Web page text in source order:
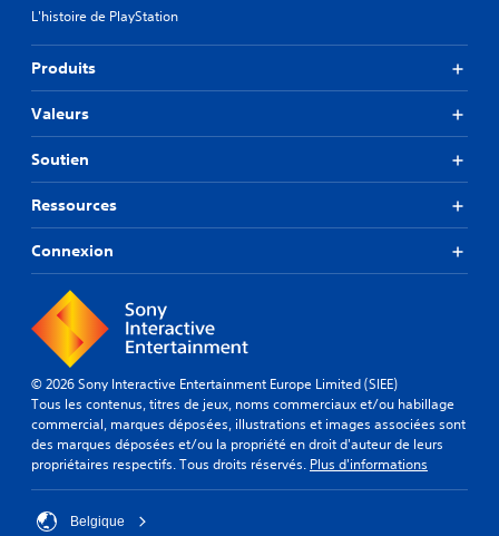
L'histoire de PlayStation
Produits
Valeurs
Soutien
Ressources
Connexion
© 2026 Sony Interactive Entertainment Europe Limited (SIEE)
Tous les contenus, titres de jeux, noms commerciaux et/ou habillage
commercial, marques déposées, illustrations et images associées sont
des marques déposées et/ou la propriété en droit d'auteur de leurs
propriétaires respectifs. Tous droits réservés. Plus d'informations
Belgique